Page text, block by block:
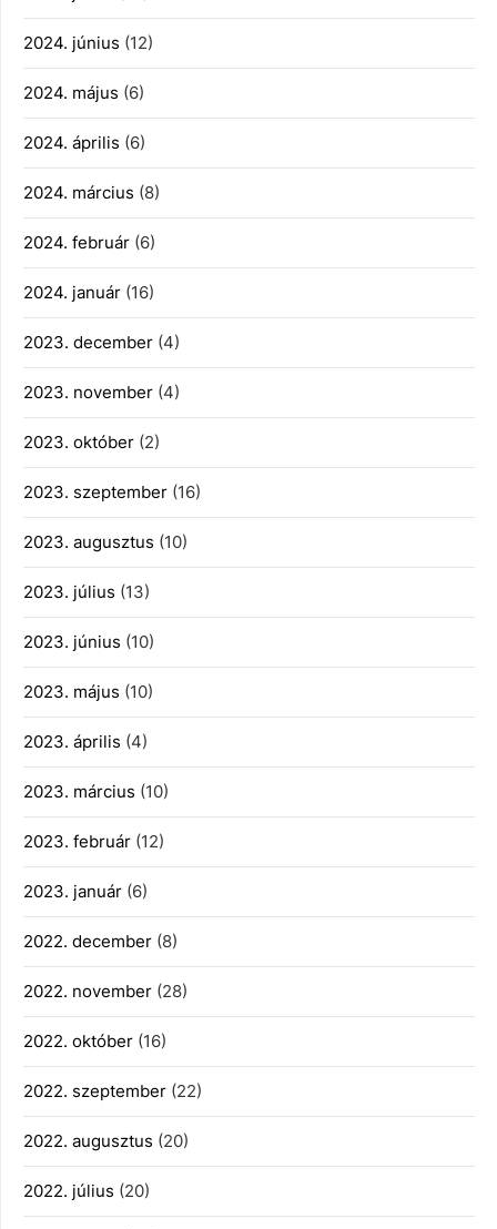
2024. június (12)
2024. május (6)
2024. április (6)
2024. március (8)
2024. február (6)
2024. január (16)
2023. december (4)
2023. november (4)
2023. október (2)
2023. szeptember (16)
2023. augusztus (10)
2023. július (13)
2023. június (10)
2023. május (10)
2023. április (4)
2023. március (10)
2023. február (12)
2023. január (6)
2022. december (8)
2022. november (28)
2022. október (16)
2022. szeptember (22)
2022. augusztus (20)
2022. július (20)